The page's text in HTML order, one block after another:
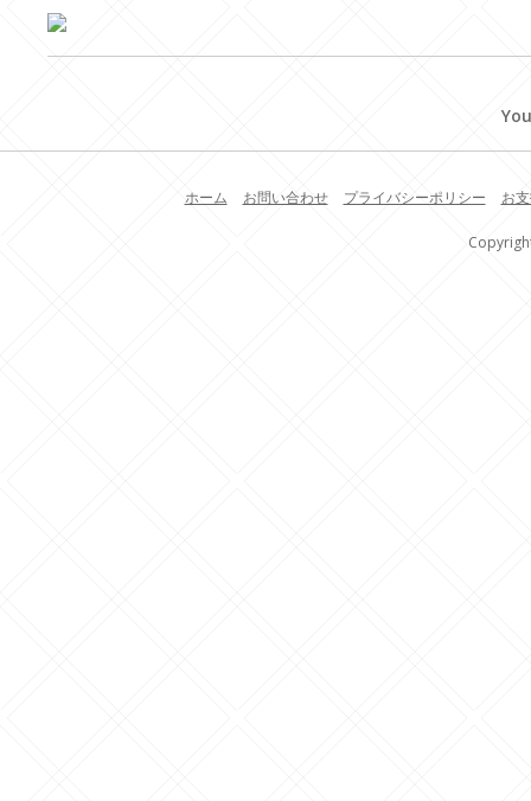
ホーム お問い合わせ プライバシーポリシー お